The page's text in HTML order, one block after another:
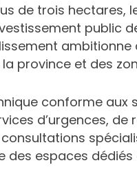
de trois hectares,
public
province et des
conforme
d’urgences, de
des espaces